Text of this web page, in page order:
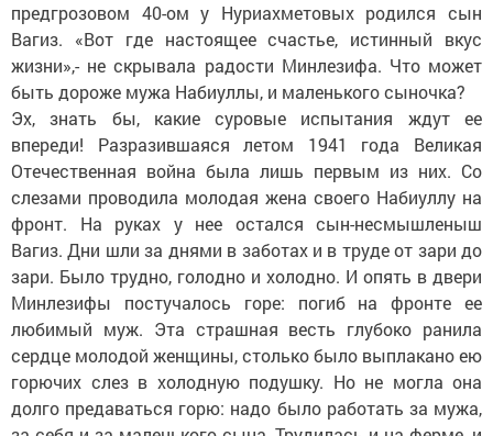
предгрозовом 40-ом у Нуриахметовых родился сын
Вагиз. «Вот где настоящее счастье, истинный вкус
жизни»,- не скрывала радости Минлезифа. Что может
быть дороже мужа Набиуллы, и маленького сыночка?
Эх, знать бы, какие суровые испытания ждут ее
впереди! Разразившаяся летом 1941 года Великая
Отечественная война была лишь первым из них. Со
слезами проводила молодая жена своего Набиуллу на
фронт. На руках у нее остался сын-несмышленыш
Вагиз. Дни шли за днями в заботах и в труде от зари до
зари. Было трудно, голодно и холодно. И опять в двери
Минлезифы постучалось горе: погиб на фронте ее
любимый муж. Эта страшная весть глубоко ранила
сердце молодой женщины, столько было выплакано ею
горючих слез в холодную подушку. Но не могла она
долго предаваться горю: надо было работать за мужа,